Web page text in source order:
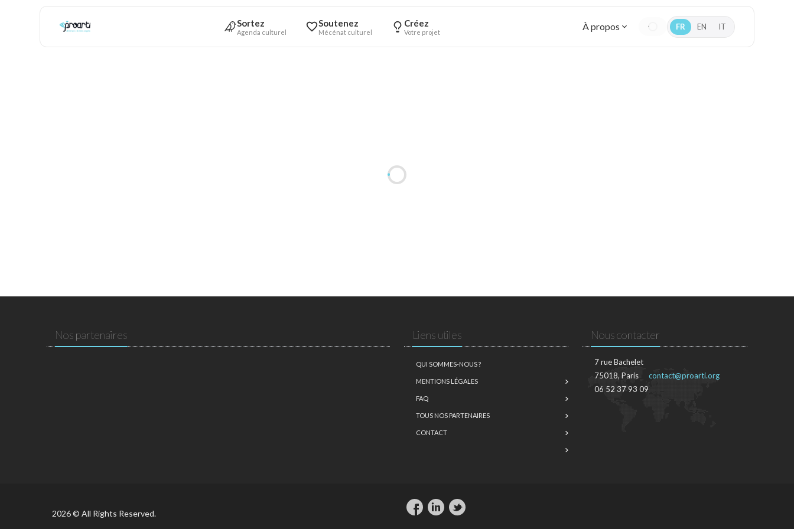
Sortez
Agenda culturel
Soutenez
Mécénat culturel
Créez
Votre projet À propos FR EN IT
Nos partenaires Liens utiles
QUI SOMMES-NOUS ?
MENTIONS LÉGALES
FAQ
TOUS NOS PARTENAIRES
CONTACT
Nous contacter
7 rue Bachelet
75018, Paris
06 52 37 93 09
contact@proarti.org
2026 © All Rights Reserved.